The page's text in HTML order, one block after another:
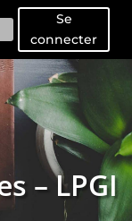
Se
connecter
– LPGI